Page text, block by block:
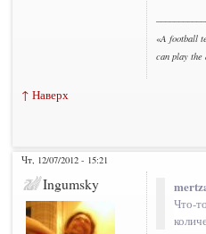
«A football
can play the
↑ Наверх
Чт, 12/07/2012 - 15:21
Ingumsky
Что-